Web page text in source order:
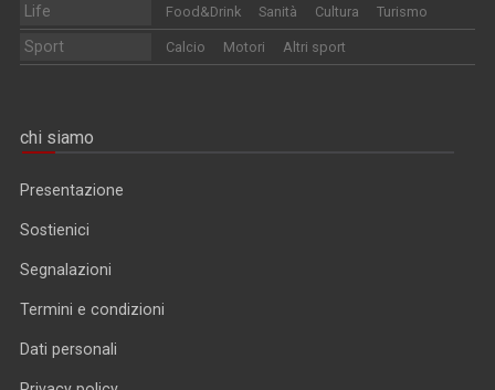
Life Food&Drink Sanità Cultura Turismo
Sport Calcio Motori Altri sport
chi siamo
Presentazione
Sostienici
Segnalazioni
Termini e condizioni
Dati personali